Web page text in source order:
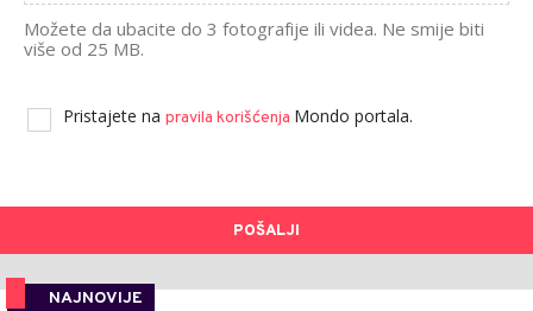
Možete da ubacite do 3 fotografije ili videa. Ne smije biti
više od 25 MB.
Pristajete na pravila korišćenja Mondo portala.
POŠALJI
NAJNOVIJE